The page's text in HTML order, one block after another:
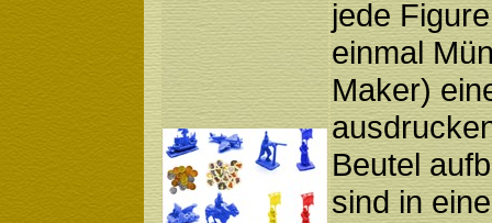
jede
einmal
Maker)
Beutel
sind in